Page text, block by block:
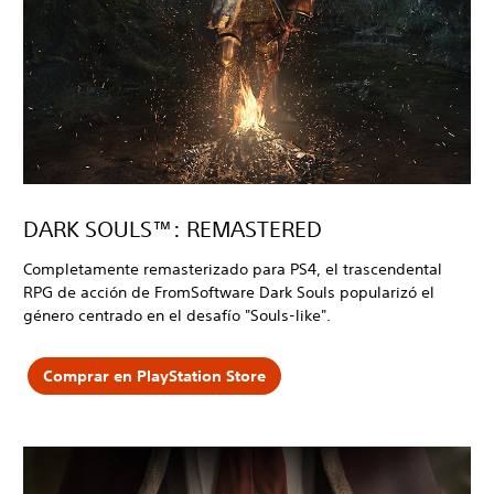
DARK SOULS™: REMASTERED
Completamente remasterizado para PS4, el trascendental
RPG de acción de FromSoftware Dark Souls popularizó el
género centrado en el desafío "Souls-like".
Comprar en PlayStation Store